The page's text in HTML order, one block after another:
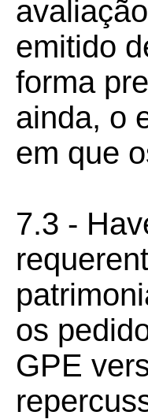
emitido
forma
ainda, o
em que
7.3 -
os
GPE